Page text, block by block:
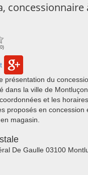
concessionnaire
présentation du
dans la ville de
et les
proposés en concession
magasin.
De Gaulle 03100